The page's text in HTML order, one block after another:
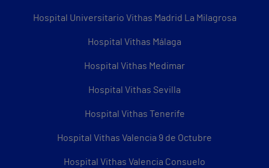
Hospital Universitario Vithas Madrid La Milagrosa
Hospital Vithas Málaga
Hospital Vithas Medimar
Hospital Vithas Sevilla
Hospital Vithas Tenerife
Hospital Vithas Valencia 9 de Octubre
Hospital Vithas Valencia Consuelo